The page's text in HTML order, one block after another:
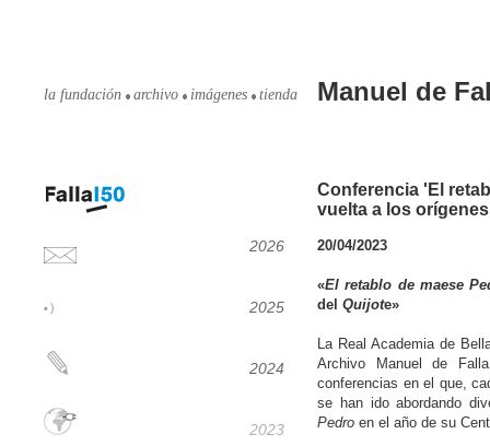
la fundación archivo imágenes tienda Manuel de
2026
2025
2024
2023
Conferencia 'El
vuelta a los
20/04/2023
«El retablo de maese
del Quijote»
La Real Academia de
Archivo Manuel de
conferencias en el que,
se han ido abordando
Pedro en el año de su